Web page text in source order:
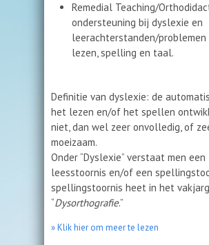
Remedial Teaching/
ondersteuning bij dyslexie en
leerachterstanden/problemen
lezen, spelling en taal.
Definitie van dyslexie: de
het lezen en/of het spellen
niet, dan wel zeer onvolledig, of
moeizaam.
Onder “Dyslexie” verstaat men een
leesstoornis en/of een
spellingstoornis heet in het
“Dysorthografie.”
» Klik hier om meer te lezen